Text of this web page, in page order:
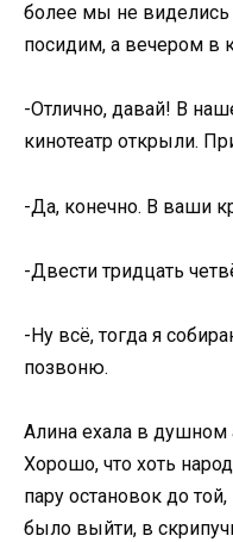
более мы не
посидим, а вечером в
-Отлично, давай! В
кинотеатр открыли.
-Да, конечно. В ваши
-Двести тридцать
-Ну всё, тогда я
позвоню.
Алина ехала в душном
Хорошо, что хоть
пару остановок до
было выйти, в